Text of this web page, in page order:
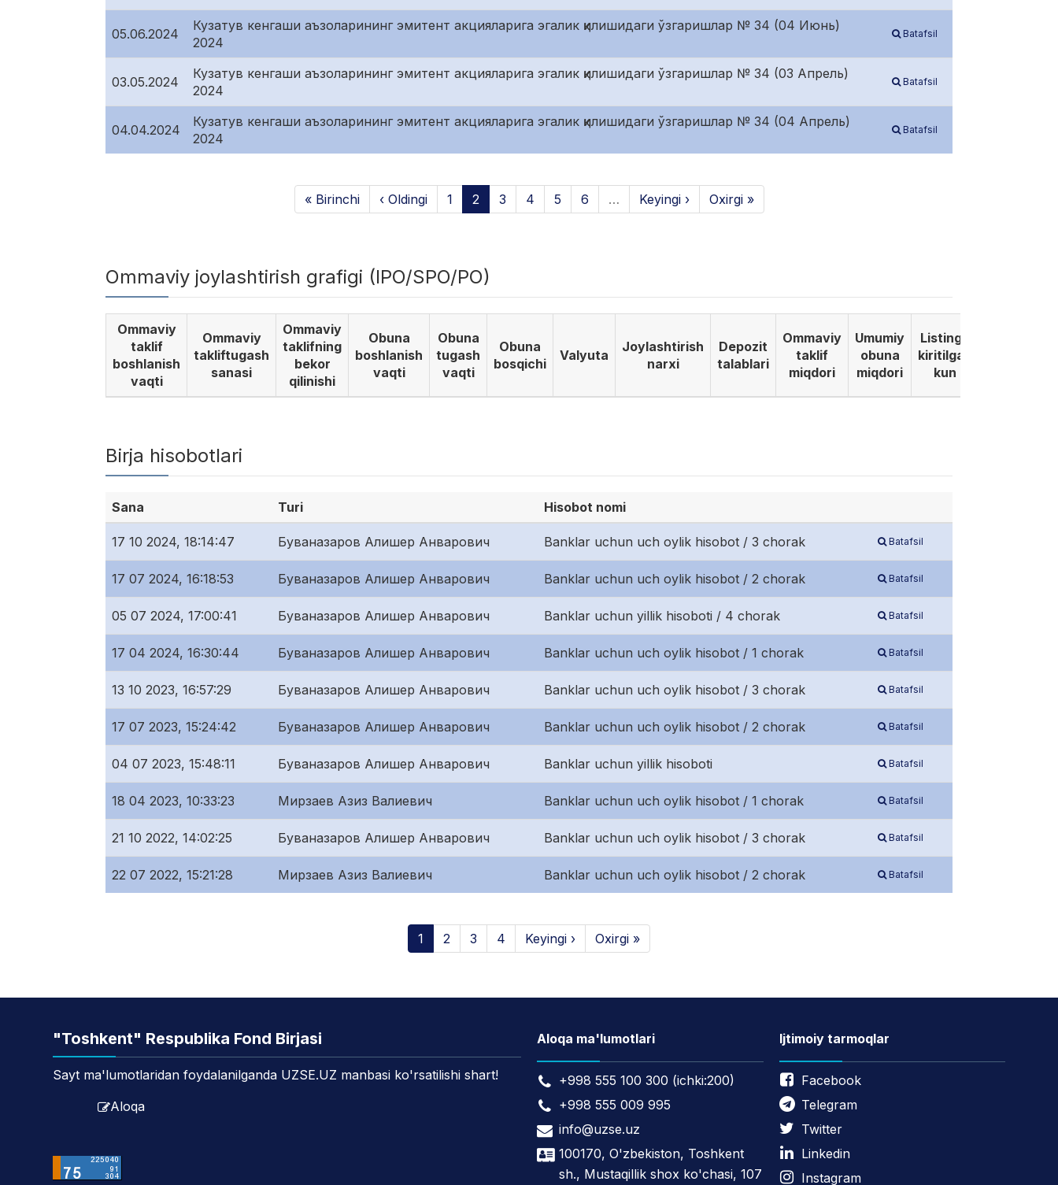
05.06.2024
Кузатув кенгаши аъзоларининг эмитент акцияларига эгалик қилишидаги ўзгаришлар № 34 (04 Июнь)
2024
Batafsil
03.05.2024
Кузатув кенгаши аъзоларининг эмитент акцияларига эгалик қилишидаги ўзгаришлар № 34 (03 Апрель)
2024
Batafsil
04.04.2024
Кузатув кенгаши аъзоларининг эмитент акцияларига эгалик қилишидаги ўзгаришлар № 34 (04 Апрель)
2024
Batafsil
« Birinchi ‹ Oldingi 1 2 3 4 5 6 … Keyingi › Oxirgi »
Ommaviy joylashtirish grafigi (IPO/SPO/PO)
Ommaviy
taklif
boshlanish
vaqti
Ommaviy
takliftugash
sanasi
Ommaviy
taklifning
bekor
qilinishi
Obuna
boshlanish
vaqti
Obuna
tugash
vaqti
Obuna
bosqichi
Valyuta
Joylashtirish
narxi
Depozit
talablari
Ommaviy
taklif
miqdori
Umumiy
obuna
miqdori
Listinga
kiritilgan
kun
Birja hisobotlari
Sana Turi Hisobot nomi
17 10 2024, 18:14:47 Буваназаров Алишер Анварович Banklar uchun uch oylik hisobot / 3 chorak Batafsil
17 07 2024, 16:18:53 Буваназаров Алишер Анварович Banklar uchun uch oylik hisobot / 2 chorak Batafsil
05 07 2024, 17:00:41 Буваназаров Алишер Анварович Banklar uchun yillik hisoboti / 4 chorak Batafsil
17 04 2024, 16:30:44 Буваназаров Алишер Анварович Banklar uchun uch oylik hisobot / 1 chorak Batafsil
13 10 2023, 16:57:29 Буваназаров Алишер Анварович Banklar uchun uch oylik hisobot / 3 chorak Batafsil
17 07 2023, 15:24:42 Буваназаров Алишер Анварович Banklar uchun uch oylik hisobot / 2 chorak Batafsil
04 07 2023, 15:48:11 Буваназаров Алишер Анварович Banklar uchun yillik hisoboti Batafsil
18 04 2023, 10:33:23 Мирзаев Азиз Валиевич Banklar uchun uch oylik hisobot / 1 chorak Batafsil
21 10 2022, 14:02:25 Буваназаров Алишер Анварович Banklar uchun uch oylik hisobot / 3 chorak Batafsil
22 07 2022, 15:21:28 Мирзаев Азиз Валиевич Banklar uchun uch oylik hisobot / 2 chorak Batafsil
1 2 3 4 Keyingi › Oxirgi »
"Toshkent" Respublika Fond Birjasi
Sayt ma'lumotlaridan foydalanilganda UZSE.UZ manbasi ko'rsatilishi shart!
Aloqa
Aloqa ma'lumotlari
+998 555 100 300 (ichki:200)
+998 555 009 995
info@uzse.uz
100170, O'zbekiston, Toshkent
sh., Mustaqillik shox ko'chasi, 107
Ijtimoiy tarmoqlar
Facebook
Telegram
Twitter
Linkedin
Instagram